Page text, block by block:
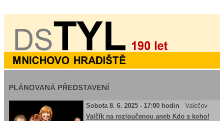
PLÁNOVANÁ PŘEDSTAVENÍ
Sobota 8. 6. 2025 - 17:00 hodin - Valečov
Valčík na rozloučenou aneb Kdo s koho!